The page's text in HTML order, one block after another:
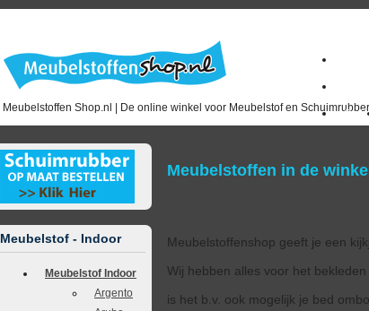
Meubelstoffen Shop.nl | De online winkel voor Meubelstof en Outlet
Meubelstof - Indoor
Meubelstof Indoor
Argento
Meubelstoffen in de
Meubelstoffenshop geeft je een
Wij hebben alles voor het
is het b.v. ook mogelijk je bed